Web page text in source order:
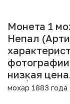
Монета 1
Непал
низкая
Интернет
мохар 1883 года